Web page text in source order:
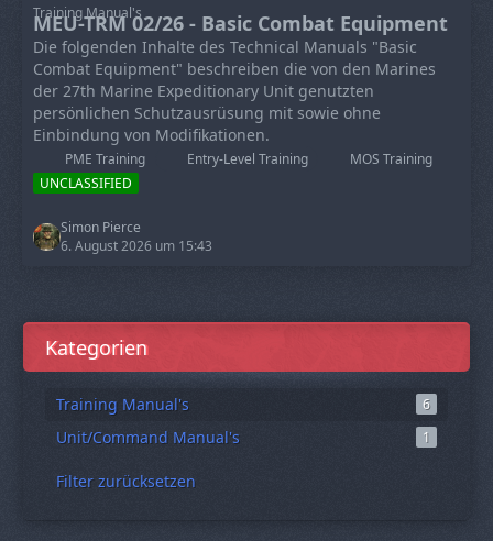
Training Manual's
MEU-TRM 02/26 - Basic Combat Equipment
Die folgenden Inhalte des Technical Manuals "Basic
Combat Equipment" beschreiben die von den Marines
der 27th Marine Expeditionary Unit genutzten
persönlichen Schutzausrüsung mit sowie ohne
Einbindung von Modifikationen.
PME Training Entry-Level Training
MOS Training
UNCLASSIFIED
Simon Pierce
6. August 2026 um 15:43
Kategorien
Training Manual's 6
Unit/Command Manual's 1
Filter zurücksetzen